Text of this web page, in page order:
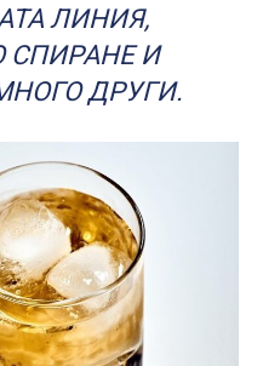
ЛИНИЯ,
СПИРАНЕ И
ДРУГИ.